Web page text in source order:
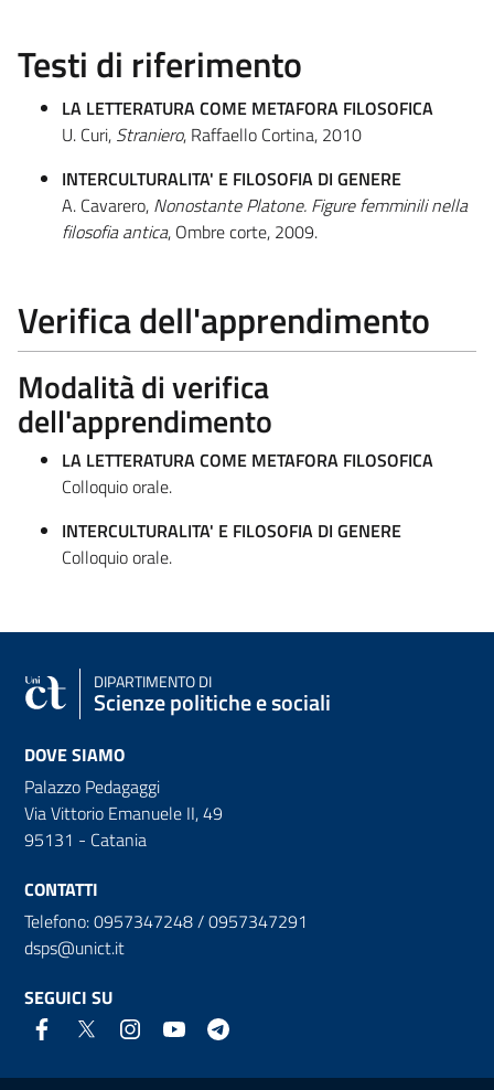
Testi di riferimento
LA LETTERATURA COME METAFORA FILOSOFICA
U. Curi, Straniero, Raffaello Cortina, 2010
INTERCULTURALITA' E FILOSOFIA DI GENERE
A. Cavarero, Nonostante Platone. Figure femminili nella
filosofia antica, Ombre corte, 2009.
Verifica dell'apprendimento
Modalità di verifica
dell'apprendimento
LA LETTERATURA COME METAFORA FILOSOFICA
Colloquio orale.
INTERCULTURALITA' E FILOSOFIA DI GENERE
Colloquio orale.
DIPARTIMENTO DI
Scienze politiche e sociali
DOVE SIAMO
Palazzo Pedagaggi
Via Vittorio Emanuele II, 49
95131 - Catania
CONTATTI
Telefono: 0957347248 / 0957347291
dsps@unict.it
SEGUICI SU